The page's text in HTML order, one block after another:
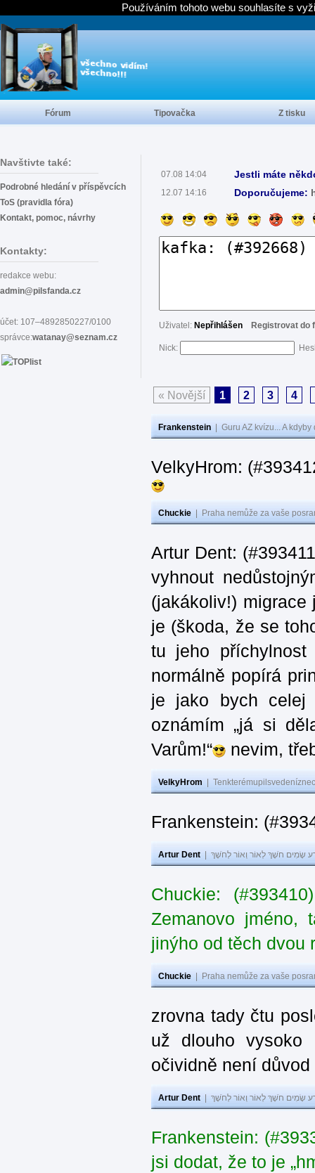
Navštivte také:
Podrobné hledání v příspěvcích
ToS (pravidla fóra)
Kontakt, pomoc, návrhy
Kontakty:
redakce webu:
admin@pilsfanda.cz
účet: 107–4892850227/0100
správce:watanay@seznam.cz
07.08 14:04 Jestli máte
12.07 14:16 Doporučujeme:
Uživatel: Nepřihlášen Registrovat do
Nick:
« Novější 1 2 3 4
Frankenstein Guru AZ kvízu... A
VelkyHrom:
Chuckie Praha nemůže za vaše
Artur Dent:
vyhnout
(jakákoliv!)
je (škoda, že se
tu jeho
normálně popírá
je jako bych celej
oznámím „já si
Varům!“
nevim,
VelkyHrom
Frankenstein:
Artur Dent שָׂמִים חֹשֶׁךְ לְאוֹר וְאוֹר לְחֹשֶׁךְ
Chuckie:
Zemanovo jméno,
jinýho od těch dvou
Chuckie Praha nemůže za vaše
zrovna tady čtu
už dlouho
očividně není
Artur Dent שָׂמִים חֹשֶׁךְ לְאוֹר וְאוֹר לְחֹשֶׁךְ
Frankenstein:
jsi dodat, že to je
Fórum Tipovačka Z tisku
Používáním tohoto webu souhlasíte s